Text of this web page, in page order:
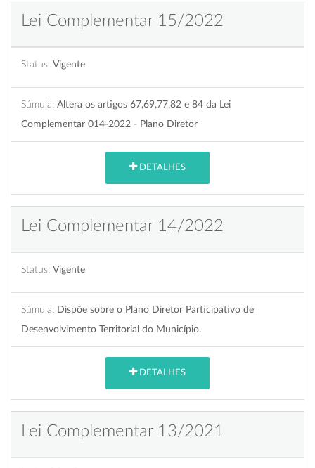
Lei Complementar 15/2022
Status: Vigente
Súmula: Altera os artigos 67,69,77,82 e 84 da Lei
Complementar 014-2022 - Plano Diretor
DETALHES
Lei Complementar 14/2022
Status: Vigente
Súmula: Dispõe sobre o Plano Diretor Participativo de
Desenvolvimento Territorial do Município.
DETALHES
Lei Complementar 13/2021